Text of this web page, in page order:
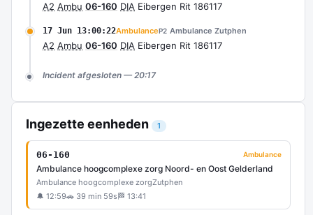
A2 Ambu 06-160 DIA Eibergen Rit 186117
17 Jun 13:00:22AmbulanceP2 Ambulance Zutphen
A2 Ambu 06-160 DIA Eibergen Rit 186117
Incident afgesloten — 20:17
Ingezette eenheden 1
06-160 Ambulance
Ambulance hoogcomplexe zorg Noord- en Oost Gelderland
Ambulance hoogcomplexe zorgZutphen
🔔 12:59🚗 39 min 59s 🏁 13:41